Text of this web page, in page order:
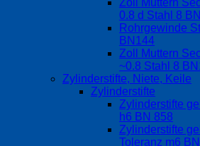
0.8 d Stahl 8
Rohrgewinde
BN144
Zoll Muttern
~0.8 Stahl 8
Zylinderstifte, Niete, Keile
Zylinderstifte
Zylinderstifte
h6 BN 858
Zylinderstifte
Toleranz m6